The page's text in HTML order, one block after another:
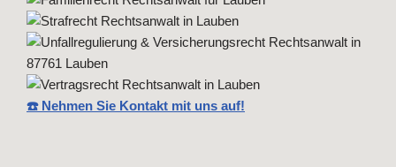
☎️ Nehmen Sie Kontakt mit uns auf!